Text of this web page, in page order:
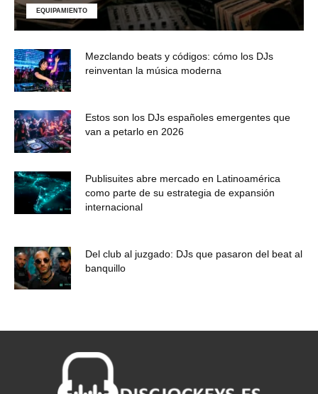
EQUIPAMIENTO
Mezclando beats y códigos: cómo los DJs
reinventan la música moderna
Estos son los DJs españoles emergentes que
van a petarlo en 2026
Publisuites abre mercado en Latinoamérica
como parte de su estrategia de expansión
internacional
Del club al juzgado: DJs que pasaron del beat al
banquillo